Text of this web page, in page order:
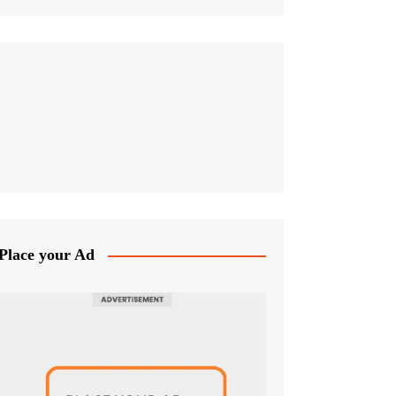
your Ad